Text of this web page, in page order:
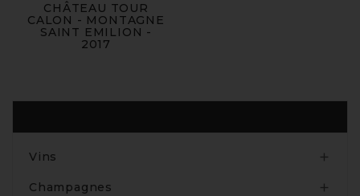
CHÂTEAU TOUR
CALON - MONTAGNE
SAINT EMILION -
2017
Vins 
Champagnes 